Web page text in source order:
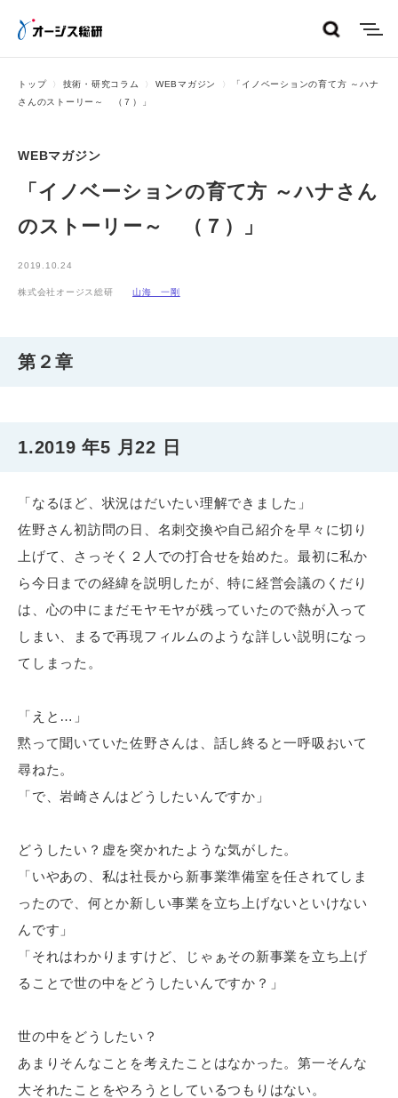
トップ 技術・研究コラム WEBマガジン
「イノベーションの育て方 ～ハナ
さんのストーリー～ （７）」
WEBマガジン
「イノベーションの育て方 ～ハナさん
のストーリー～ （７）」
2019.10.24
株式会社オージス総研 山海 一剛
第２章
1.2019 年5 月22 日
「なるほど、状況はだいたい理解できました」
佐野さん初訪問の日、名刺交換や自己紹介を早々に切り
上げて、さっそく２人での打合せを始めた。最初に私か
ら今日までの経緯を説明したが、特に経営会議のくだり
は、心の中にまだモヤモヤが残っていたので熱が入って
しまい、まるで再現フィルムのような詳しい説明になっ
てしまった。
「えと…」
黙って聞いていた佐野さんは、話し終ると一呼吸おいて
尋ねた。
「で、岩崎さんはどうしたいんですか」
どうしたい？虚を突かれたような気がした。
「いやあの、私は社長から新事業準備室を任されてしま
ったので、何とか新しい事業を立ち上げないといけない
んです」
「それはわかりますけど、じゃぁその新事業を立ち上げ
ることで世の中をどうしたいんですか？」
世の中をどうしたい？
あまりそんなことを考えたことはなかった。第一そんな
大それたことをやろうとしているつもりはない。